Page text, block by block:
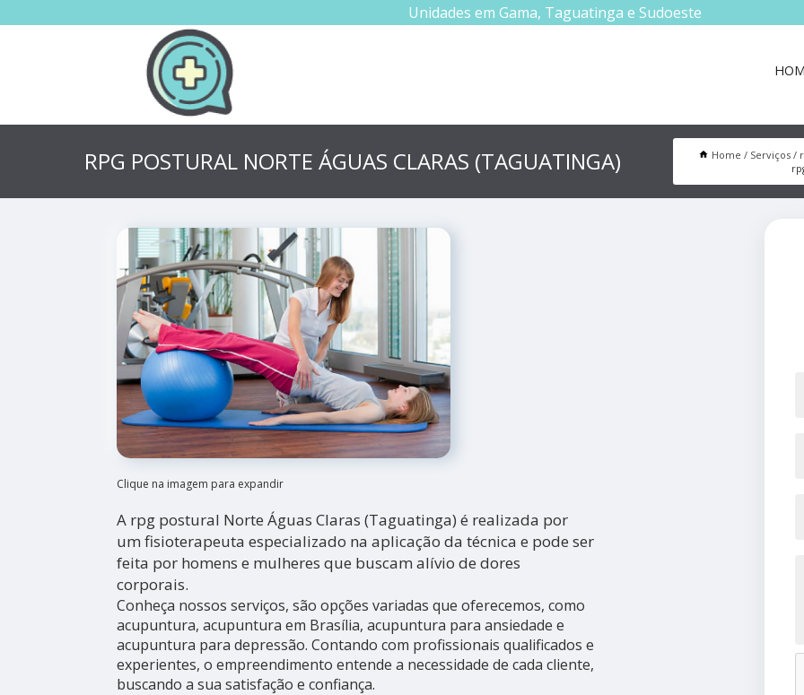
Unidades em Gama, Taguatinga e Sudoeste
RPG POSTURAL NORTE ÁGUAS CLARAS (TAGUATINGA) Home Serviços
Clique na imagem para expandir
A rpg postural Norte Águas Claras (Taguatinga) é realizada por
um fisioterapeuta especializado na aplicação da técnica e pode ser
feita por homens e mulheres que buscam alívio de dores
corporais.
Conheça nossos serviços, são opções variadas que oferecemos, como
acupuntura, acupuntura em Brasília, acupuntura para ansiedade e
acupuntura para depressão. Contando com profissionais qualificados e
experientes, o empreendimento entende a necessidade de cada cliente,
buscando a sua satisfação e confiança.